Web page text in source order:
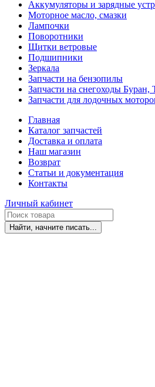
Аккумуляторы и зарядные
Моторное масло, смазки
Лампочки
Поворотники
Щитки ветровые
Подшипники
Зеркала
Запчасти на бензопилы
Запчасти на снегоходы Буран,
Запчасти для лодочных
Главная
Каталог запчастей
Доставка и оплата
Наш магазин
Возврат
Статьи и документация
Контакты
Личный кабинет
Найти, начните писать...